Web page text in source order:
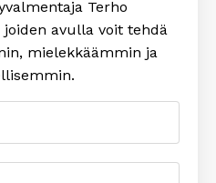
Terho
joiden avulla voit tehdä
mielekkäämmin ja
.